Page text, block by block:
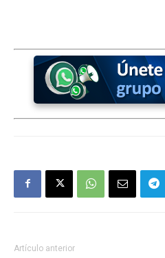
Artículo anterior